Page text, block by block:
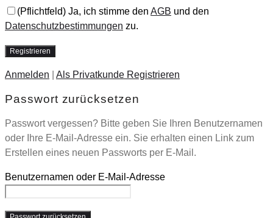
(Pflichtfeld) Ja, ich stimme den AGB und den
Datenschutzbestimmungen zu.
Anmelden Als Privatkunde Registrieren
Passwort zurücksetzen
Passwort vergessen? Bitte geben Sie Ihren Benutzernamen
oder Ihre E-Mail-Adresse ein. Sie erhalten einen Link zum
Erstellen eines neuen Passworts per E-Mail.
Benutzernamen oder E-Mail-Adresse